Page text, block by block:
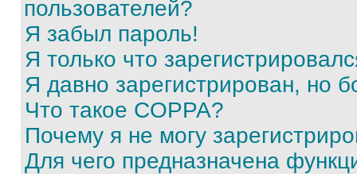
пользователей?
Я забыл пароль!
Я только что
Я давно зарегистрирован, но
Что такое COPPA?
Почему я не могу
Для чего предназначена